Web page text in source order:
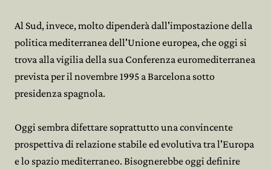
Al Sud, invece, molto dipenderà dall'impostazione della
politica mediterranea dell'Unione europea, che oggi si
trova alla vigilia della sua Conferenza euromediterranea
prevista per il novembre 1995 a Barcelona sotto
presidenza spagnola.
Oggi sembra difettare soprattutto una convincente
prospettiva di relazione stabile ed evolutiva tra l'Europa
e lo spazio mediterraneo. Bisognerebbe oggi definire